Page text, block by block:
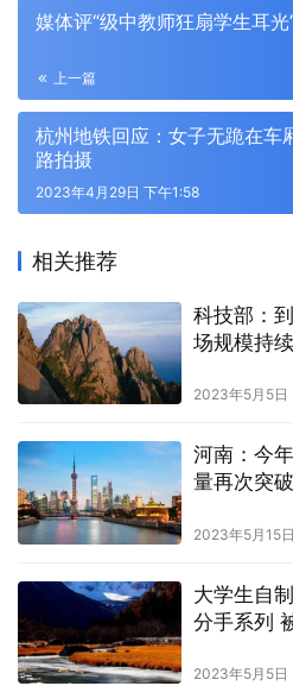
媒体评“级中教师狂扇学生耳
上一篇
杭州地铁回应：女子无跪在车
路拍摄
2023年4月29日 下午1:58
相关推荐
科技部：
场规模持
2023年5月5日
河南：今
量再次突
2023年5月15日
大学生自
分手系列
2023年5月5日